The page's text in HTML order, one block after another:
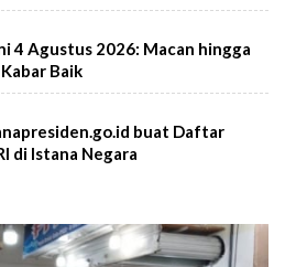
4 Agustus 2026: Macan hingga
Baik
buat Daftar
di Istana Negara